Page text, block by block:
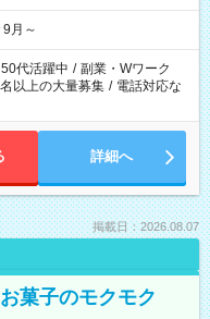
月～
代活躍中 / 副業・Wワーク
以上の大量募集 / 電話対応な
詳細へ
掲載日：2026.08.07
菓子のモクモク